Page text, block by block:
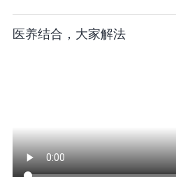
医养结合，大家解法